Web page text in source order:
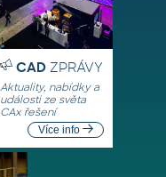
CADZPRÁVY
Aktuality, nabídky a
události ze světa
CAx řešení
Více info